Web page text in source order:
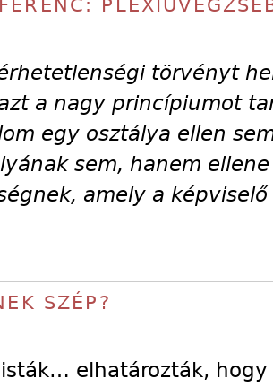
törvényt
a nagy princípiumot
egy osztálya ellen
sem, hanem
amely a
SZÉP?
elhatározták,